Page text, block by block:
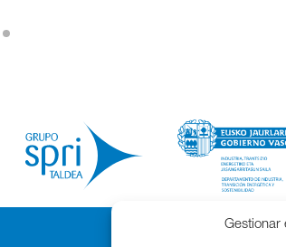
Gestionar